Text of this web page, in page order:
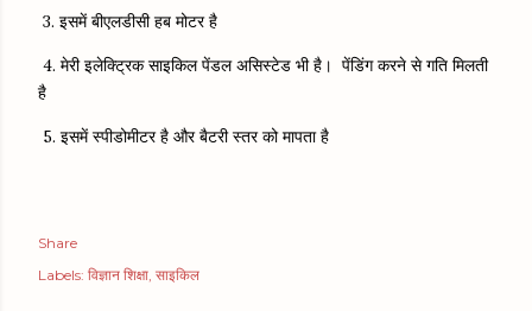
3. इसमें बीएलडीसी हब मोटर है
4. मेरी इलेक्ट्रिक साइकिल पेंडल असिस्टेड भी है। पेंडिंग करने से गति मिलती
है
5. इसमें स्पीडोमीटर है और बैटरी स्तर को मापता है
Share
Labels: विज्ञान शिक्षा साइकिल